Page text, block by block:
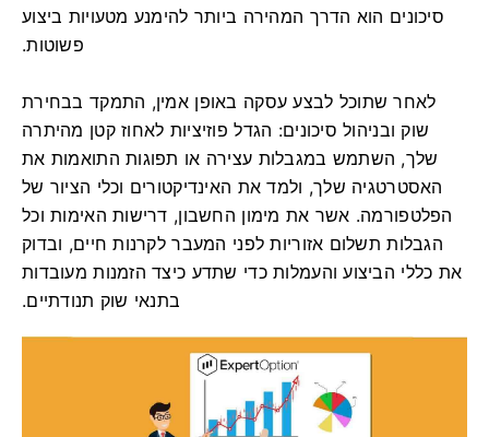
סיכונים הוא הדרך המהירה ביותר להימנע מטעויות ביצוע
פשוטות.
לאחר שתוכל לבצע עסקה באופן אמין, התמקד בבחירת
שוק ובניהול סיכונים: הגדל פוזיציות לאחוז קטן מהיתרה
שלך, השתמש במגבלות עצירה או תפוגות התואמות את
האסטרטגיה שלך, ולמד את האינדיקטורים וכלי הציור של
הפלטפורמה. אשר את מימון החשבון, דרישות האימות וכל
הגבלות תשלום אזוריות לפני המעבר לקרנות חיים, ובדוק
את כללי הביצוע והעמלות כדי שתדע כיצד הזמנות מעובדות
בתנאי שוק תנודתיים.